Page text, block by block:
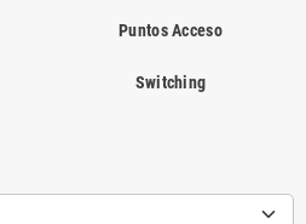
Puntos Acceso
Switching